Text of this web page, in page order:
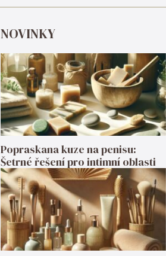
NOVINKY
Popraskana kuze na penisu:
Šetrné řešení pro intimní oblasti